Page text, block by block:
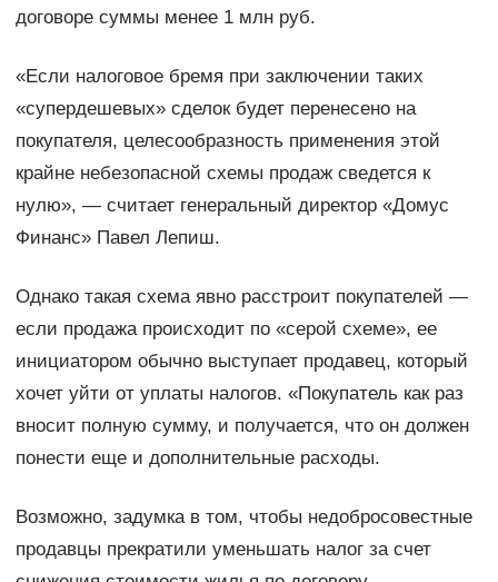
договоре суммы менее 1 млн руб.
«Если налоговое бремя при заключении таких
«супердешевых» сделок будет перенесено на
покупателя, целесообразность применения этой
крайне небезопасной схемы продаж сведется к
нулю», — считает генеральный директор «Домус
Финанс» Павел Лепиш.
Однако такая схема явно расстроит покупателей —
если продажа происходит по «серой схеме», ее
инициатором обычно выступает продавец, который
хочет уйти от уплаты налогов. «Покупатель как раз
вносит полную сумму, и получается, что он должен
понести еще и дополнительные расходы.
Возможно, задумка в том, чтобы недобросовестные
продавцы прекратили уменьшать налог за счет